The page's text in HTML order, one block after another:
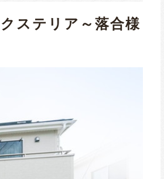
ステリア～落合様